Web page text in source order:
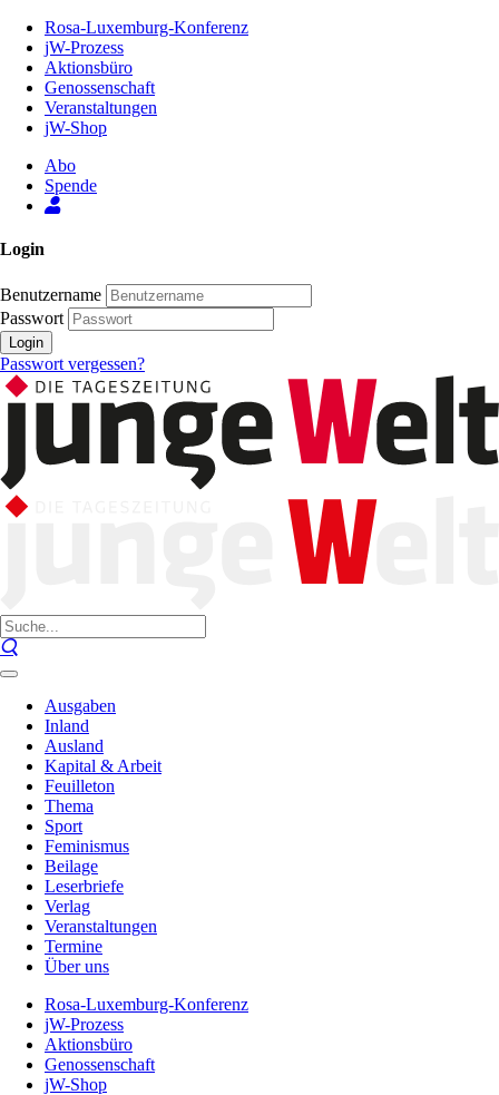
Inhalt
Seite
Rosa-Luxemburg-Konferenz
jW-Prozess
Aktionsbüro
Genossenschaft
Veranstaltungen
jW-Shop
Abo
Spende
Login
Benutzername
Passwort
Login
Passwort vergessen?
Ausgaben
Inland
Ausland
Kapital & Arbeit
Feuilleton
Thema
Sport
Feminismus
Beilage
Leserbriefe
Verlag
Veranstaltungen
Termine
Über uns
Rosa-Luxemburg-Konferenz
jW-Prozess
Aktionsbüro
Genossenschaft
jW-Shop